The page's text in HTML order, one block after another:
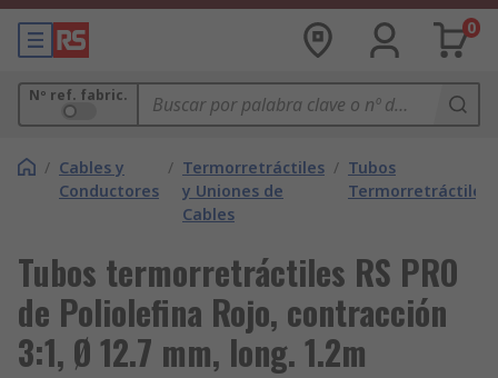
0
Nº ref. fabric.
/ Cables y
Conductores
/ Termorretráctiles
y Uniones de
Cables
/ Tubos
Termorretráctiles
Tubos termorretráctiles RS PRO
de Poliolefina Rojo, contracción
3:1, Ø 12.7 mm, long. 1.2m